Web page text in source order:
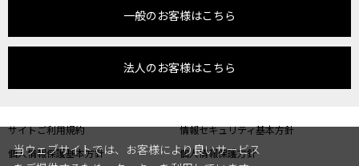
一般のお客様はこちら
法人のお客様はこちら
サイトご利用規約
情報セキュリティ基本方針
個人情報保護基本方針
個人情報保護方針
当ウェブサイトでは、お客様により良いサービス